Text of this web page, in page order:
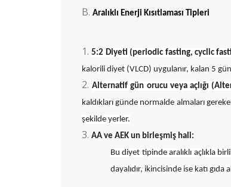
Aralıklı Enerji Kısıtlaması Tipleri
5:2 Diyeti (periodic fasting, cyclic
kalorili diyet (VLCD) uygulanır, kalan 5
Alternatif gün orucu veya açlığı
kaldıkları günde normalde almaları
şekilde yerler.
AA ve AEK un birleşmiş hali:
Bu diyet tipinde aralıklı açlıkla
dayalıdır, ikincisinde ise katı gıda